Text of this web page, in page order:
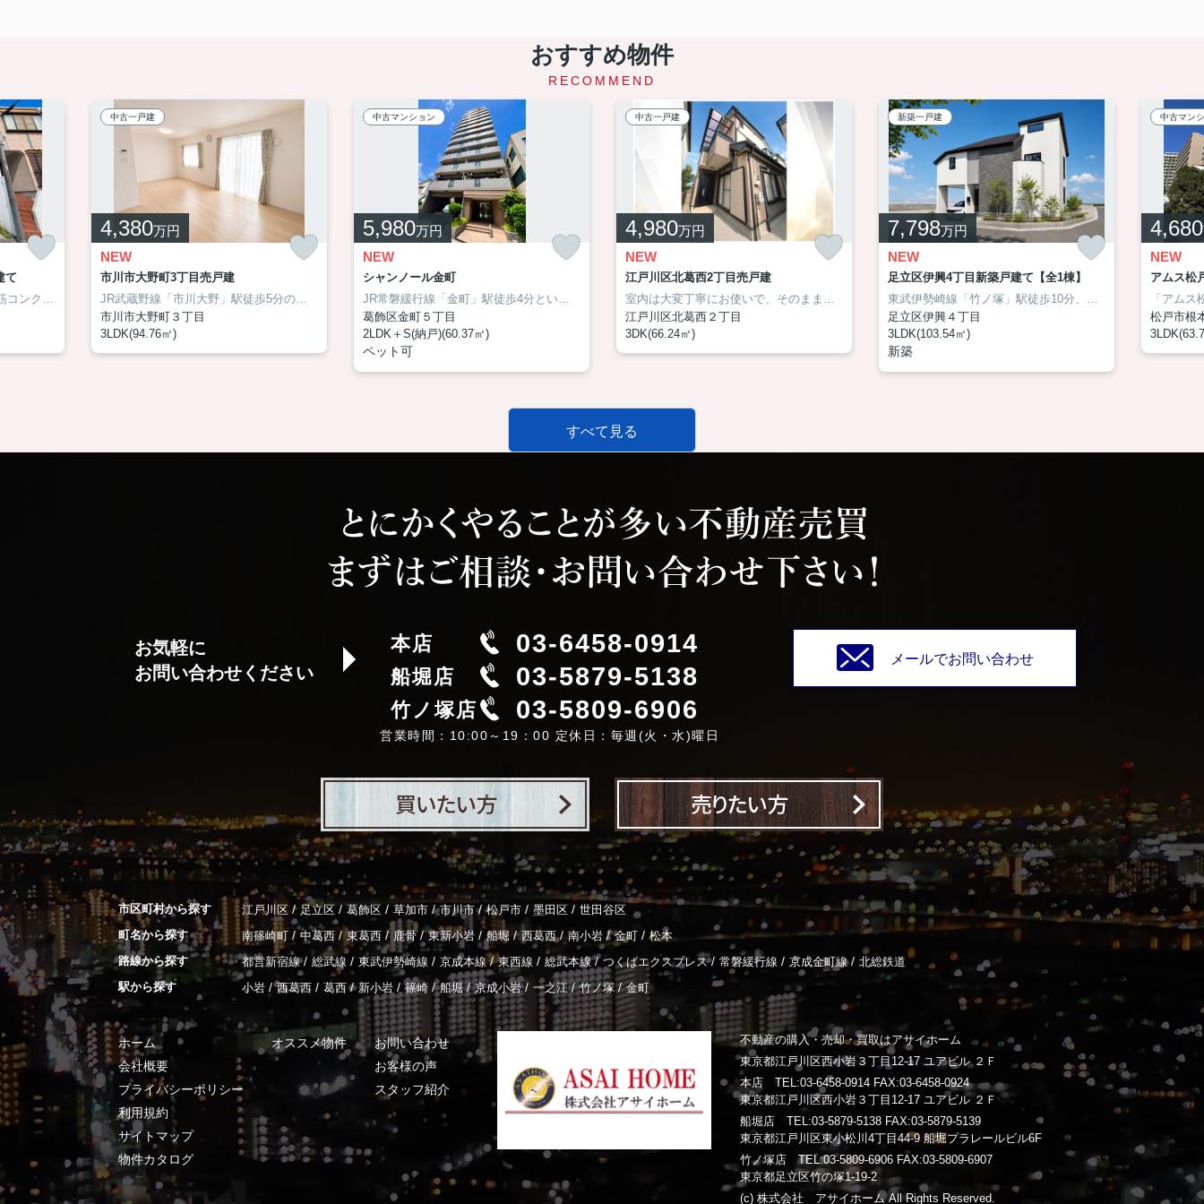
おすすめ物件
RECOMMEND
の窓に遮音性能のある二重サッシが完備されています♪松戸でお住まいをお探しの方はぜひ一度ご覧ください♬ 不動産のことでお悩みでしたら、アサイホームにお任せを♪お合わせ先は03-6458-0914です。
て
葛西駅徒歩8分の利便性と、鉄筋コンクリート造がもたらす確かな安心を兼ね備えた住まいになります！ 通勤・通学や毎日のお買い物が快適なのはもちろん、昨今注目される地震への備えという面でも心強い構造です。新規リフォームにより室内も気持ちよく生まれ変わり、便利さ・安心・快適さをバランス良く備えた、これから長く暮らしたいご家族におすすめの一邸です。！本物件の魅力をぜひ現地でご体感ください！
中古一戸建
4,380万円
NEW
市川市大野町3丁目売戸建
JR武蔵野線「市川大野」駅徒歩5分の好立地！築4年の築浅住宅！太陽光発電＆蓄電システムを備え、毎月の光熱費を抑えながら、もしもの災害時にも安心できるお住まいです！約17.5帖のLDKは家族が自然と集まる開放的な空間。駅近の利便性と省エネ性能、そして築浅ならではの美しさを兼ね備えた一邸です。詳細はお気軽にアサイホームまでお問い合わせください！ →→→ 03-6458-0914
市川市大野町３丁目
3LDK(94.76㎡)
中古マンション
5,980万円
NEW
シャンノール金町
JR常磐緩行線「金町」駅徒歩4分という高い利便性に加え、資産価値が期待しやすい駅近ロケーション。5階の開放感と心地よい採光、フルリノベーションによる新築のような快適さが、毎日の暮らしをワンランク上へ導きます。ペットと一緒に暮らせる住まいだから、大切な家族との時間もより豊かになります。住み心地と将来性を兼ね備えた、長く愛せる一邸です！ぜひ現地で住み心地をご体感ください！お気軽にお問い合わせください！
葛飾区金町５丁目
2LDK＋S(納戸)(60.37㎡)
ペット可
中古一戸建
4,980万円
NEW
江戸川区北葛西2丁目売戸建
室内は大変丁寧にお使いで、そのままでも気持ちよく新生活を始められる住まいです。ゆとりあるワイドなシステムキッチンは毎日の家事を快適にし、収納力のあるグルニエや使い勝手の良い和室、広々とした玄関など、暮らしやすさを考えた間取りも魅力。教育施設や買物施設、公園が徒歩圏に揃い、家族みんなが心地よく暮らせる住環境です。将来的にはお好みに合わせたリフォームも楽しめる一邸です。
江戸川区北葛西２丁目
3DK(66.24㎡)
新築一戸建
7,798万円
NEW
足立区伊興4丁目新築戸建て【全1棟】
東武伊勢崎線「竹ノ塚」駅徒歩10分、開放感あふれる南西角地に誕生する太陽光発電搭載のエコ住宅！省エネ性能と経済性を兼ね備えた住まいです。吹き抜け天井が生み出す明るく伸びやかなLDKに加え、ロフトやウォークインクローゼット、シューズインクローゼットなど豊富な収納を備え、住空間をすっきり広々と活用できます。まずはアサイホーム【03-6458-0914】までお気軽にお問合せ下さい！
足立区伊興４丁目
3LDK(103.54㎡)
新築
中古マン
4,680
NEW
アムス松
松戸市根
すべて見る
お気軽に
お問い合わせください
本店 03-6458-0914
船堀店 03-5879-5138
竹ノ塚店 03-5809-6906
営業時間：10:00～19：00 定休日：毎週(火・水)曜日
メールでお問い合わせ
市区町村から探す 江戸川区 / 足立区 / 葛飾区 / 草加市 / 市川市 / 松戸市 / 墨田区 / 世田谷区
町名から探す
南篠崎町 / 中葛西 / 東葛西 / 鹿骨 / 東新小岩 / 船堀 / 西葛西 / 南小岩 / 金町 / 松本
路線から探す
都営新宿線 / 総武線 / 東武伊勢崎線 / 京成本線 / 東西線 / 総武本線 / つくばエクスプレス / 常磐緩行線 / 京成金町線 / 北総鉄道
駅から探す
小岩 / 西葛西 / 葛西 / 新小岩 / 篠崎 / 船堀 / 京成小岩 / 一之江 / 竹ノ塚 / 金町
ホーム
会社概要
プライバシーポリシー
利用規約
サイトマップ
物件カタログ
オススメ物件
お問い合わせ
お客様の声
スタッフ紹介
不動産の購入・売却・買取はアサイホーム
東京都江戸川区西小岩３丁目12-17 ユアビル ２Ｆ
本店 TEL:03-6458-0914 FAX:03-6458-0924
東京都江戸川区西小岩３丁目12-17 ユアビル ２Ｆ
船堀店 TEL:03-5879-5138 FAX:03-5879-5139
東京都江戸川区東小松川4丁目44-9 船堀プラレールビル6F
竹ノ塚店 TEL:03-5809-6906 FAX:03-5809-6907
東京都足立区竹の塚1-19-2
(c) 株式会社 アサイホーム All Rights Reserved.